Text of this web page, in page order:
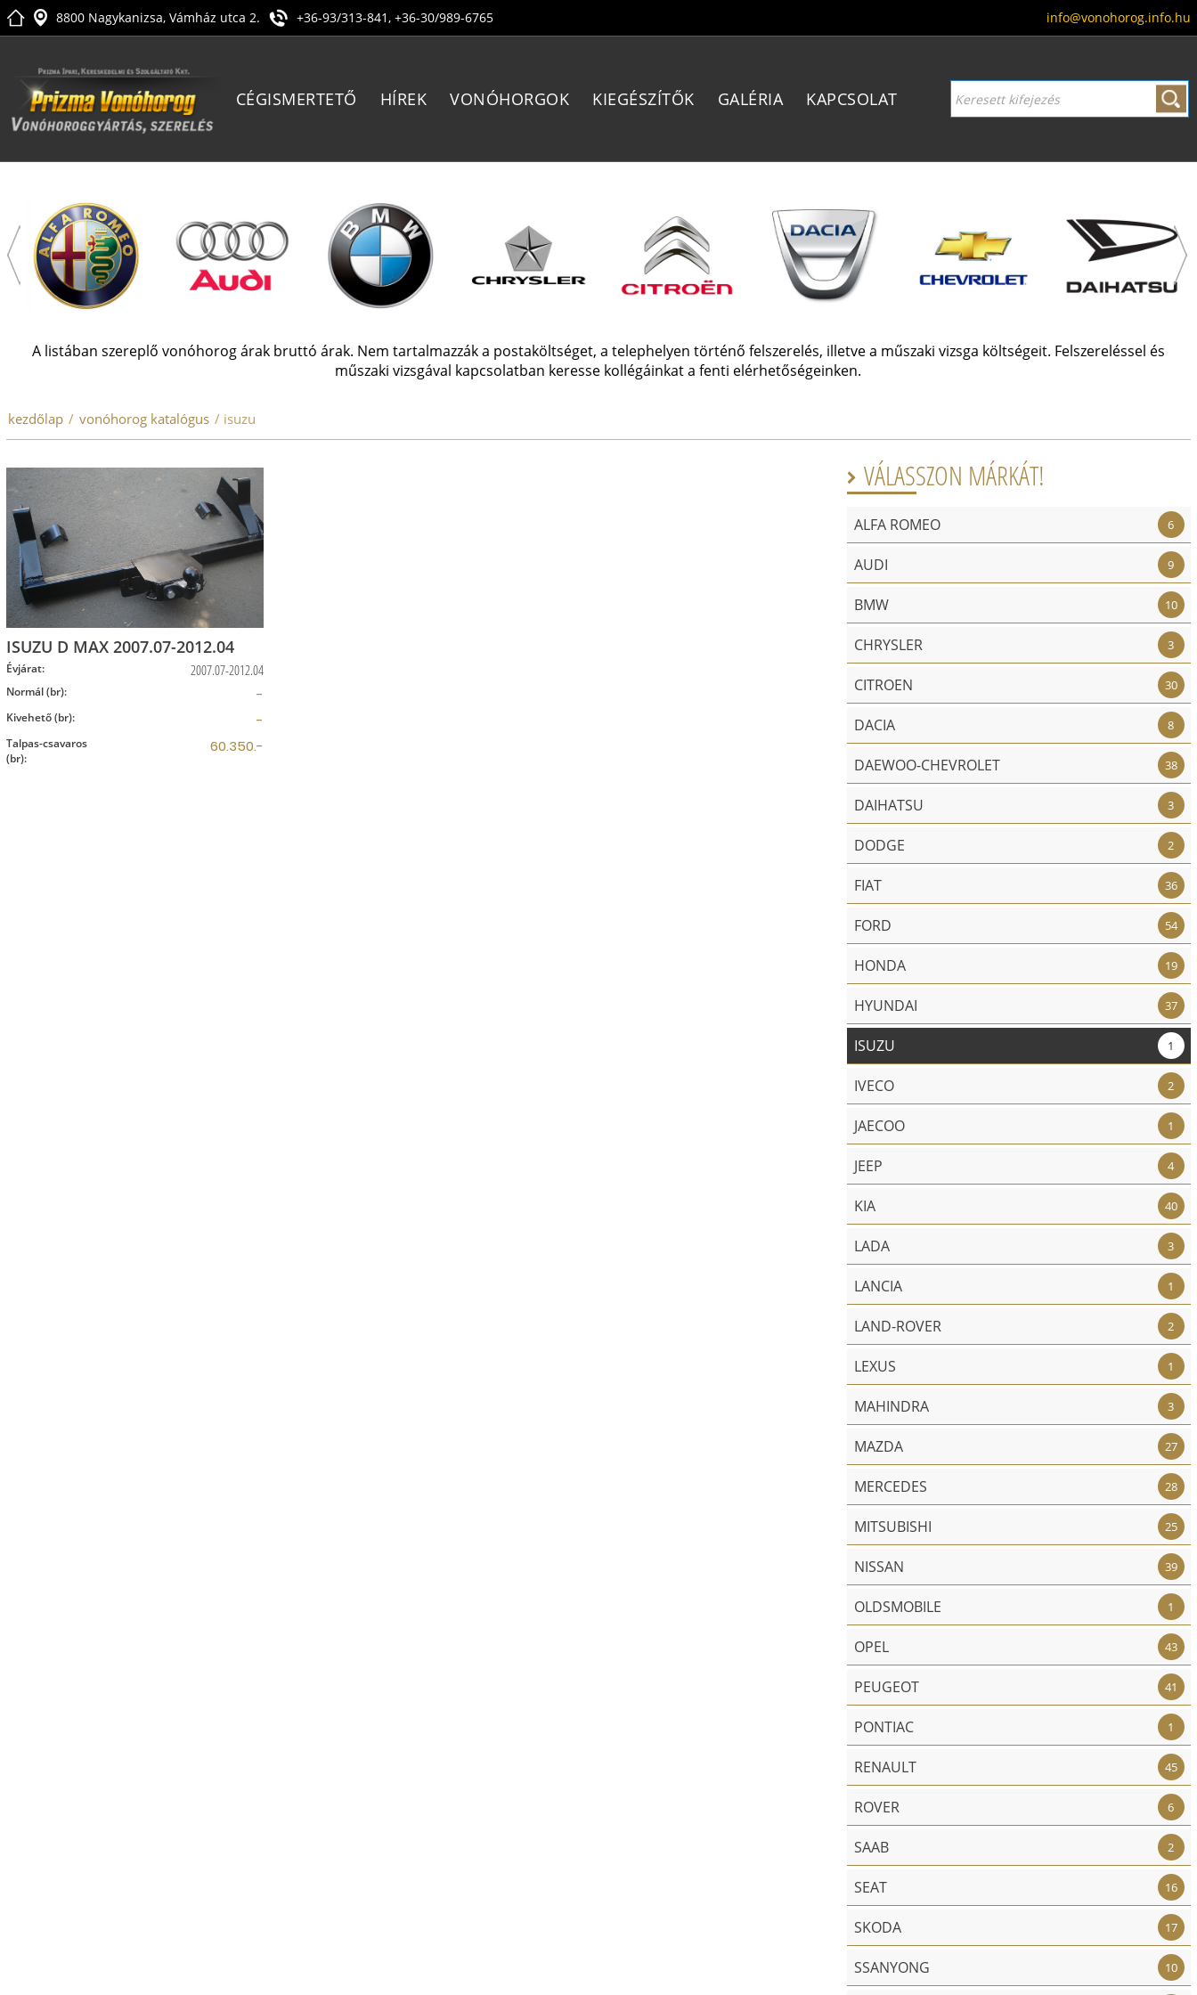
8800 Nagykanizsa, Vámház utca 2. +36-93/313-841, +36-30/989-6765 info@vonohorog.info.hu
CÉGISMERTETŐ HÍREK VONÓHORGOK KIEGÉSZÍTŐK GALÉRIA KAPCSOLAT
A listában szereplő vonóhorog árak bruttó árak. Nem tartalmazzák a postaköltséget, a telephelyen történő felszerelés, illetve a műszaki vizsga költségeit. Felszereléssel és
műszaki vizsgával kapcsolatban keresse kollégáinkat a fenti elérhetőségeinken.
kezdőlap / vonóhorog katalógus / isuzu
ISUZU D MAX 2007.07-2012.04
Évjárat: 2007.07-2012.04
Normál (br): -
Kivehető (br): -
Talpas-csavaros
(br):
60.350.-
 VÁLASSZON MÁRKÁT!
ALFA ROMEO 6
AUDI 9
BMW 10
CHRYSLER 3
CITROEN 30
DACIA 8
DAEWOO-CHEVROLET 38
DAIHATSU 3
DODGE 2
FIAT 36
FORD 54
HONDA 19
HYUNDAI 37
ISUZU 1
IVECO 2
JAECOO 1
JEEP 4
KIA 40
LADA 3
LANCIA 1
LAND-ROVER 2
LEXUS 1
MAHINDRA 3
MAZDA 27
MERCEDES 28
MITSUBISHI 25
NISSAN 39
OLDSMOBILE 1
OPEL 43
PEUGEOT 41
PONTIAC 1
RENAULT 45
ROVER 6
SAAB 2
SEAT 16
SKODA 17
SSANYONG 10